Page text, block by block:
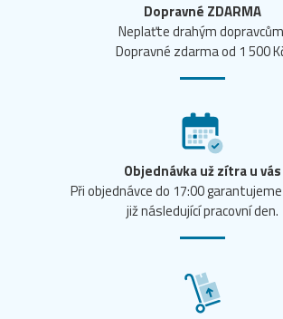
Dopravné ZDARMA
Neplaťte drahým
Dopravné zdarma od 1 500
Objednávka už zítra u vás
Při objednávce do 17:00
již následující pracovní den.